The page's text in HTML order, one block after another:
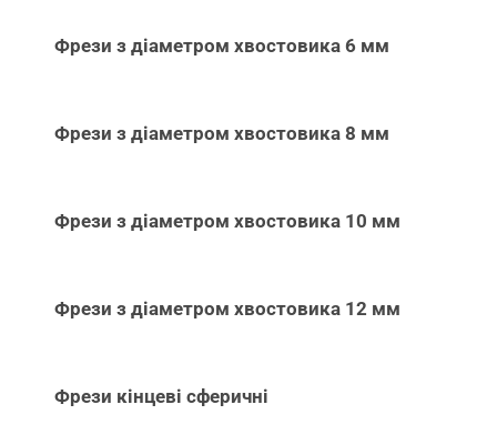
Фрези з діаметром хвостовика 6 мм
Фрези з діаметром хвостовика 8 мм
Фрези з діаметром хвостовика 10 мм
Фрези з діаметром хвостовика 12 мм
Фрези кінцеві сферичні